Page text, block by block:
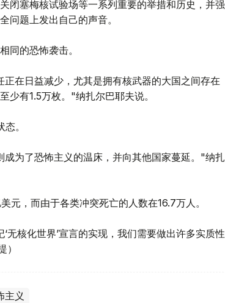
闭塞梅核试验场等一系列重要的举措和历史，并强
问题上发出自己的声音。
同的恐怖袭击。
在日益减少，尤其是拥有核武器的大国之间存在
少有1.5万枚。"纳扎尔巴耶夫说。
。
为了恐怖主义的温床，并向其他国家蔓延。"纳扎
元，而由于各类冲突死亡的人数在16.7万人。
核化世界’宣言的实现，我们需要做出许多实质性
主义